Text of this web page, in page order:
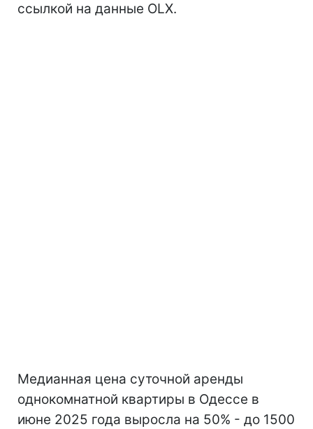
ссылкой на данные OLX.
Медианная цена суточной аренды
однокомнатной квартиры в Одессе в
июне 2025 года выросла на 50% - до 1500